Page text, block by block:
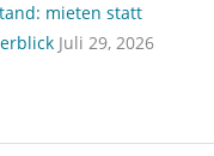
mieten statt
Juli 29, 2026